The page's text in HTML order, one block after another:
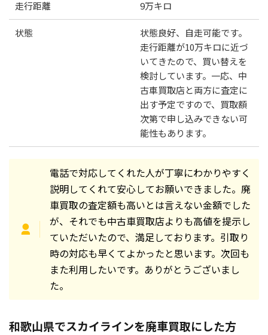
走行距離 9万キロ
状態
状態良好、自走可能です。
走行距離が10万キロに近づ
いてきたので、買い替えを
検討しています。一応、中
古車買取店と両方に査定に
出す予定ですので、買取額
次第で申し込みできない可
能性もあります。
電話で対応してくれた人が丁寧にわかりやすく
説明してくれて安心してお願いできました。廃
車買取の査定額も高いとは言えない金額でした
が、それでも中古車買取店よりも高値を提示し
ていただいたので、満足しております。引取り
時の対応も早くてよかったと思います。次回も
また利用したいです。ありがとうございまし
た。
和歌山県でスカイラインを廃車買取にした方